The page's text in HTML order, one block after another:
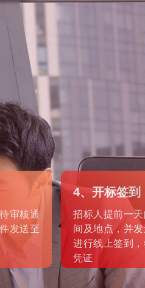
审核通
发送至
4、开标签到
招标人提前一
间及地点，并
进行线上签到
凭证